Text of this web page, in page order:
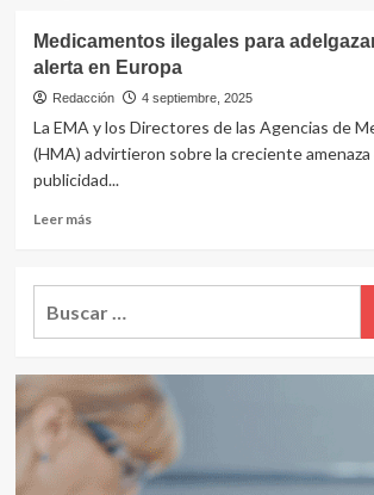
Medicamentos ilegales para
alerta en Europa
Redacción 4 septiembre, 2025
La EMA y los Directores de las Agencias de
(HMA) advirtieron sobre la creciente
publicidad...
Leer másLeer
Medicamentos
ilegales
encienden
el
alerta
en
Europa